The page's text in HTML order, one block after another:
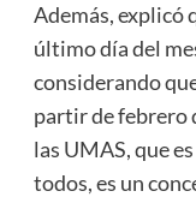
Además, explicó
último día del
considerando
partir de febrero
las UMAS, que
todos, es un